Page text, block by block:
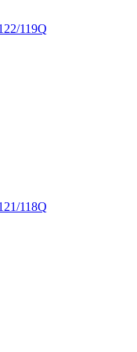
119Q
118Q